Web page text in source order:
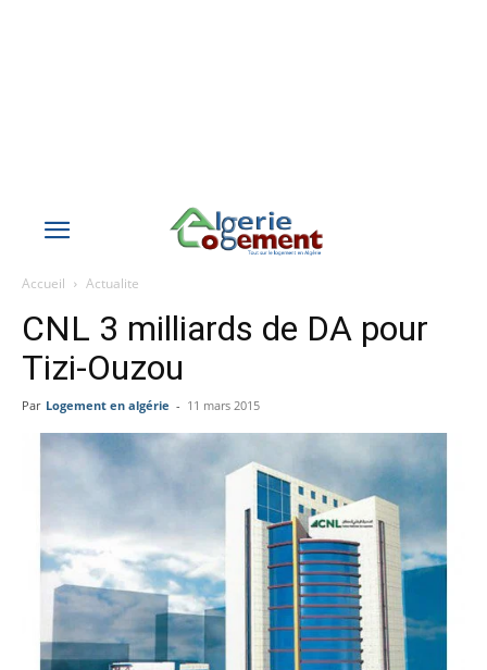
Accueil Actualite
CNL 3 milliards de DA pour
Tizi-Ouzou
Par Logement en algérie - 11 mars 2015